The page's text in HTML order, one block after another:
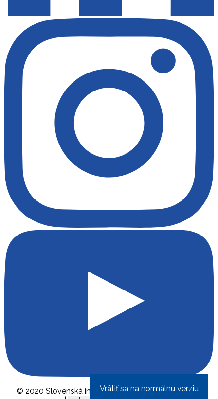
Vrátiť sa na normálnu verziu
© 2020 Slovenská inovačná a energetická agentúra